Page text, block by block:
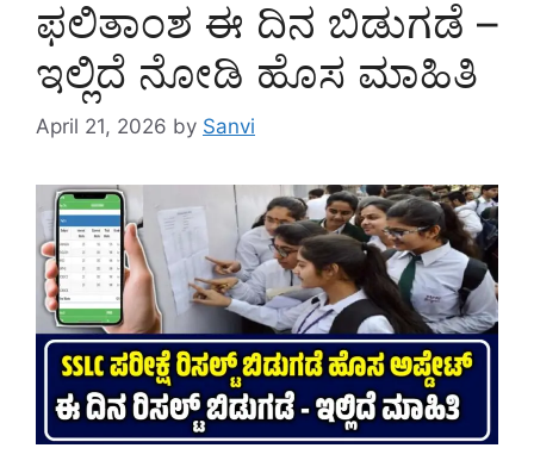
ಫಲಿತಾಂಶ ಈ ದಿನ ಬಿಡುಗಡೆ –
ಇಲ್ಲಿದೆ ನೋಡಿ ಹೊಸ ಮಾಹಿತಿ
April 21, 2026 by Sanvi